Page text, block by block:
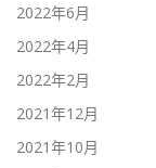
2022年6月
2022年4月
2022年2月
2021年12月
2021年10月